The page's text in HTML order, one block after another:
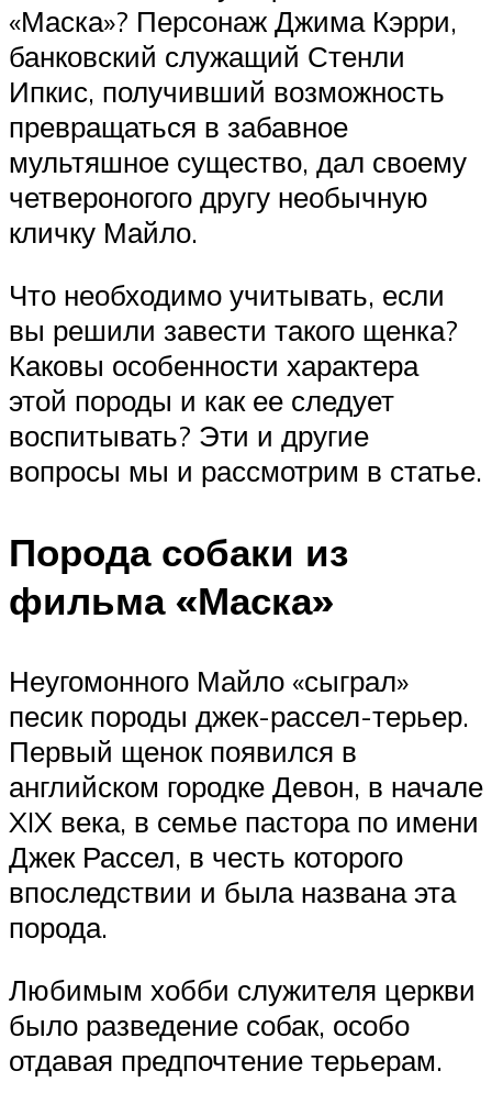
«Маска»? Персонаж Джима Кэрри,
банковский служащий Стенли
Ипкис, получивший возможность
превращаться в забавное
мультяшное существо, дал своему
четвероногого другу необычную
кличку Майло.
Что необходимо учитывать, если
вы решили завести такого щенка?
Каковы особенности характера
этой породы и как ее следует
воспитывать? Эти и другие
вопросы мы и рассмотрим в статье.
Порода собаки из
фильма «Маска»
Неугомонного Майло «сыграл»
песик породы джек-рассел-терьер.
Первый щенок появился в
английском городке Девон, в начале
XIX века, в семье пастора по имени
Джек Рассел, в честь которого
впоследствии и была названа эта
порода.
Любимым хобби служителя церкви
было разведение собак, особо
отдавая предпочтение терьерам.